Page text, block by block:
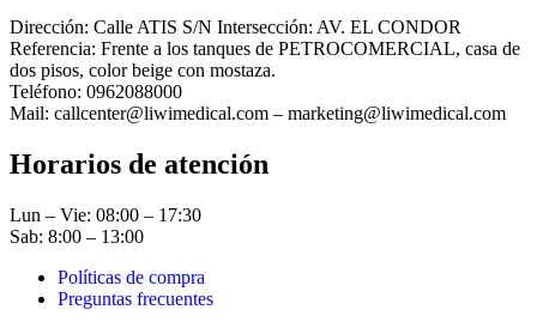
Dirección: Calle ATIS S/N Intersección: AV. EL CONDOR
Referencia: Frente a los tanques de PETROCOMERCIAL, casa de
dos pisos, color beige con mostaza.
Teléfono: 0962088000
Mail: callcenter@liwimedical.com – marketing@liwimedical.com
Horarios de atención
Lun – Vie: 08:00 – 17:30
Sab: 8:00 – 13:00
Políticas de compra
Preguntas frecuentes